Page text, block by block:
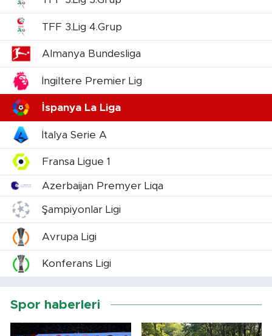
TFF 3.Lig 4.Grup
Almanya Bundesliga
İngiltere Premier Lig
İspanya La Liga
İtalya Serie A
Fransa Ligue 1
Azerbaijan Premyer Liqa
Şampiyonlar Ligi
Avrupa Ligi
Konferans Ligi
Spor haberleri